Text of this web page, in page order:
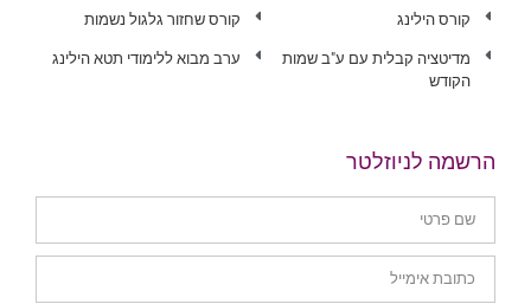
קורס הילינג
מדיטציה קבלית עם ע"ב שמות
הקודש
קורס שחזור גלגול נשמות
ערב מבוא ללימודי תטא הילינג
הרשמה לניוזלטר